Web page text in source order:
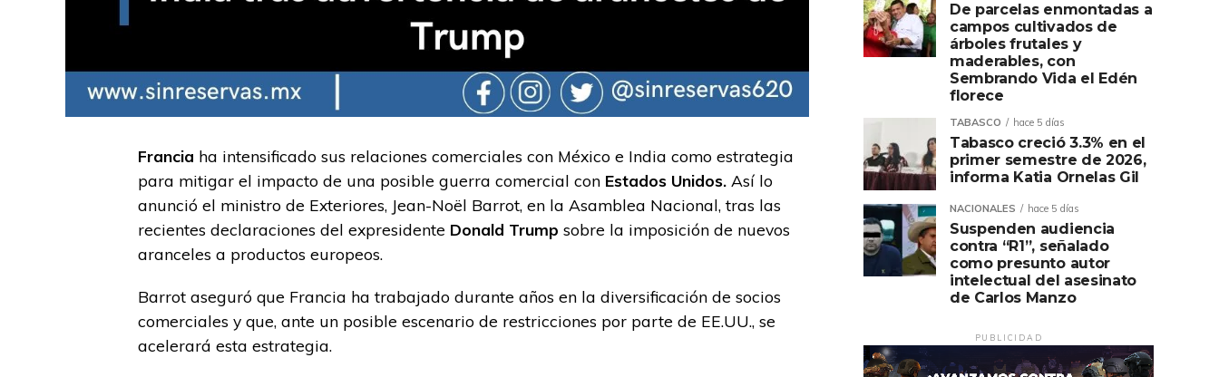
Francia ha intensificado sus relaciones comerciales con México e India como estrategia
para mitigar el impacto de una posible guerra comercial con Estados Unidos. Así lo
anunció el ministro de Exteriores, Jean-Noël Barrot, en la Asamblea Nacional, tras las
recientes declaraciones del expresidente Donald Trump sobre la imposición de nuevos
aranceles a productos europeos.
Barrot aseguró que Francia ha trabajado durante años en la diversificación de socios
comerciales y que, ante un posible escenario de restricciones por parte de EE.UU., se
acelerará esta estrategia.
De parcelas enmontadas a
campos cultivados de
árboles frutales y
maderables, con
Sembrando Vida el Edén
florece
TABASCO hace 5 días
Tabasco creció 3.3% en el
primer semestre de 2026,
informa Katia Ornelas Gil
NACIONALES hace 5 días
Suspenden audiencia
contra “R1”, señalado
como presunto autor
intelectual del asesinato
de Carlos Manzo
PUBLICIDAD